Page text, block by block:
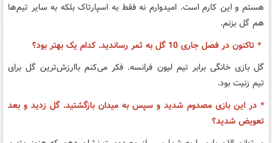
هستم و این کارم است. امیدوارم نه فقط به اسپارتاک بلکه به سایر تیم‌ها
هم گل بزنم.
* تاکنون در فصل جاری 10 گل به ثمر رساندید. کدام یک بهتر بود؟
گل بازی خانگی برابر تیم لیون فرانسه. فکر می‌کنم باارزش‌ترین گل برای
تیم زنیت بود.
* در این بازی مصدوم شدید و سپس به میدان بازگشتید. گل زدید و بعد
تعویض شدید؟